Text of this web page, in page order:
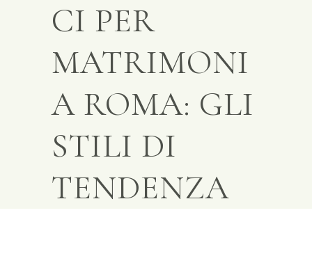
CI PER
MATRIMONI
A ROMA: GLI
STILI DI
TENDENZA